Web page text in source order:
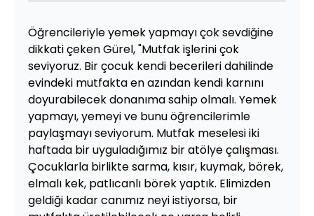
Öğrencileriyle yemek yapmayı çok sevdiğine
dikkati çeken Gürel, "Mutfak işlerini çok
seviyoruz. Bir çocuk kendi becerileri dahilinde
evindeki mutfakta en azından kendi karnını
doyurabilecek donanıma sahip olmalı. Yemek
yapmayı, yemeyi ve bunu öğrencilerimle
paylaşmayı seviyorum. Mutfak meselesi iki
haftada bir uyguladığımız bir atölye çalışması.
Çocuklarla birlikte sarma, kısır, kuymak, börek,
elmalı kek, patlıcanlı börek yaptık. Elimizden
geldiği kadar canımız neyi istiyorsa, bir